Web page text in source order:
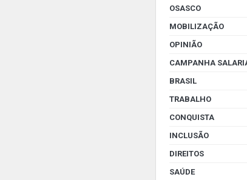
OSASCO
MOBILIZAÇÃO
OPINIÃO
CAMPANHA
BRASIL
TRABALHO
CONQUISTA
INCLUSÃO
DIREITOS
SAÚDE